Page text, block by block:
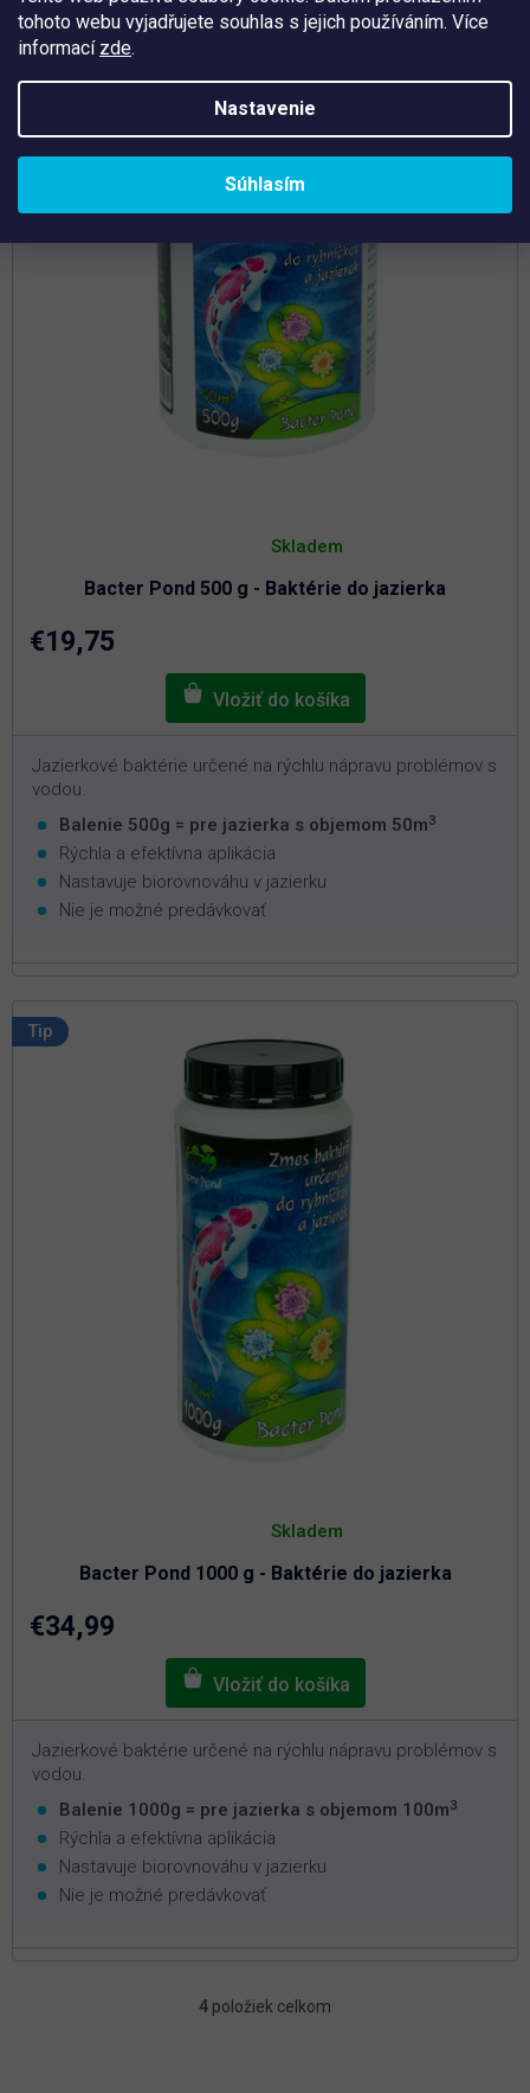
tohoto webu vyjadřujete souhlas s jejich používáním. Více
informací zde.
Nastavenie
Súhlasím
Tip
Bacter Pond 500 g - Baktérie do jazierka
hodnotenie
je
5,0
Skladem
€19,75
Jazierkové baktérie určené na rýchlu nápravu problémov s
vodou.
Balenie 500g = pre jazierka s objemom 50m3
Rýchla a efektívna aplikácia
Nastavuje biorovnováhu v jazierku
Nie je možné predávkovať
Tip
Bacter Pond 1000 g - Baktérie do jazierka
hodnotenie
je
4,8
Skladem
€34,99
Jazierkové baktérie určené na rýchlu nápravu problémov s
vodou.
Balenie 1000g = pre jazierka s objemom 100m3
Rýchla a efektívna aplikácia
Nastavuje biorovnováhu v jazierku
Nie je možné predávkovať
O
4 položiek celkom